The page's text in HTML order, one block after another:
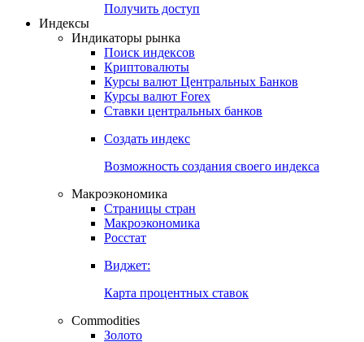
Получить доступ
Индексы
Индикаторы рынка
Поиск индексов
Криптовалюты
Курсы валют Центральных Банков
Курсы валют Forex
Ставки центральных банков
Создать индекс
Возможность создания своего индекса
Макроэкономика
Страницы стран
Макроэкономика
Росстат
Виджет:
Карта процентных ставок
Commodities
Золото